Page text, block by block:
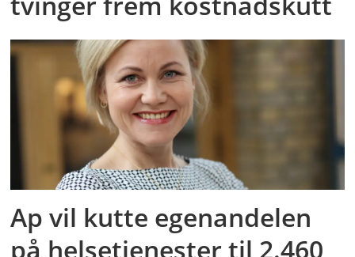
Ap vil kutte egenandelen
på helsetjenester til 2.460